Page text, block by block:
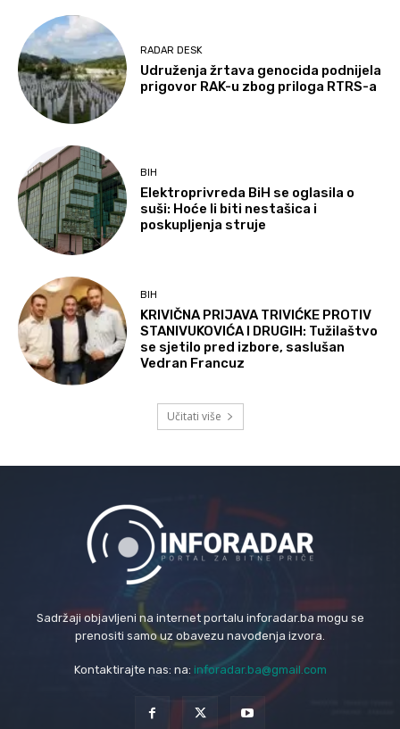
RADAR DESK
Udruženja žrtava genocida podnijela
prigovor RAK-u zbog priloga RTRS-a
BIH
Elektroprivreda BiH se oglasila o
suši: Hoće li biti nestašica i
poskupljenja struje
BIH
KRIVIČNA PRIJAVA TRIVIĆKE PROTIV
STANIVUKOVIĆA I DRUGIH: Tužilaštvo
se sjetilo pred izbore, saslušan
Vedran Francuz
Učitati više
Sadržaji objavljeni na internet portalu inforadar.ba mogu se
prenositi samo uz obavezu navođenja izvora.
Kontaktirajte nas: na: inforadar.ba@gmail.com